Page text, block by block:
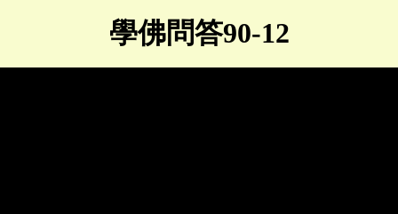
學佛問答90-12